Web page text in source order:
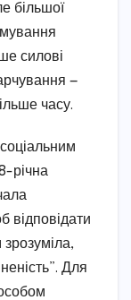
більшої
силові
—
часу.
річна
відповідати
Для